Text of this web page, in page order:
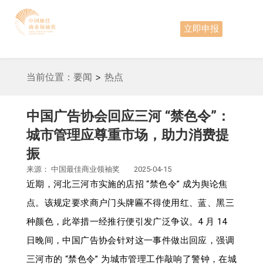
立即申报
当前位置： 要闻 > 热点
中国广告协会回应三河 “禁色令”：
城市管理应尊重市场，助力消费提
振
来源： 中国最佳商业领袖奖 2025-04-15
近期，河北三河市实施的店招 “禁色令” 成为舆论焦
点。该规定要求商户门头牌匾不得使用红、蓝、黑三
种颜色，此举措一经推行便引发广泛争议。4 月 14
日晚间，中国广告协会针对这一事件做出回应，强调
三河市的 “禁色令” 为城市管理工作敲响了警钟，在城